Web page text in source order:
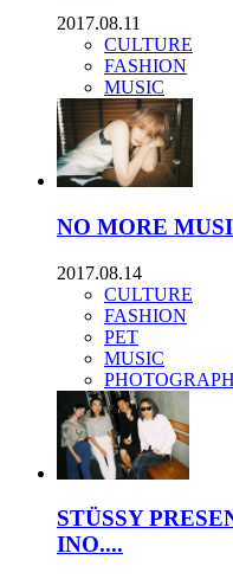
2017.08.11
CULTURE
FASHION
MUSIC
NO MORE
2017.08.14
CULTURE
FASHION
PET
MUSIC
STÜSSY
INO....